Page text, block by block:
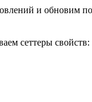
и обновим
сеттеры свойств: